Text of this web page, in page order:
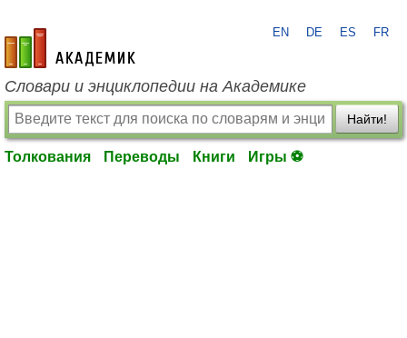
academic.ru
EN DE ES FR
Словари и энциклопедии на Академике
Найти!
Толкования Переводы Книги Игры ⚽